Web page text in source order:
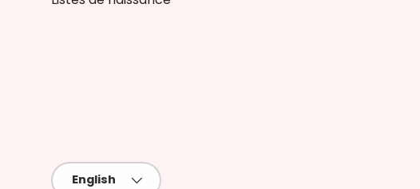
Language
English